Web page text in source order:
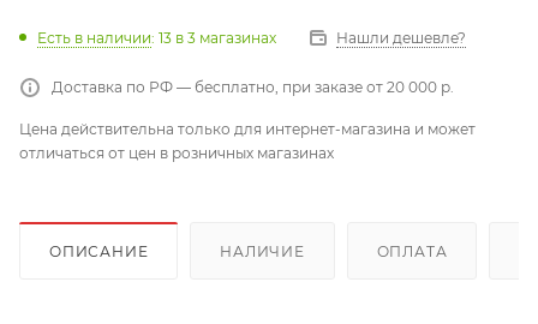
Есть в наличии: 13 в 3 магазинах Нашли дешевле?
Доставка по РФ — бесплатно, при заказе от 20 000 р.
Цена действительна только для интернет-магазина и может
отличаться от цен в розничных магазинах
ОПИСАНИЕ НАЛИЧИЕ ОПЛАТА